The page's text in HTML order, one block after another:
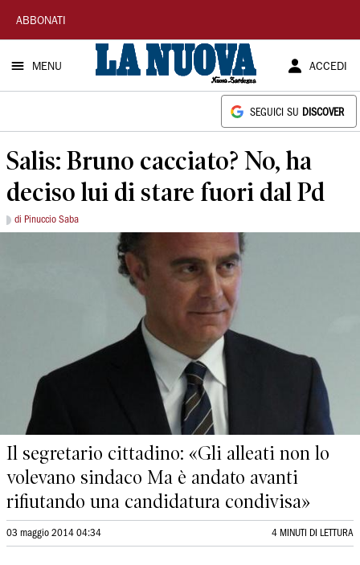
La
Nuova
Sardegna
ABBONATI
MENU ACCEDI
SEGUICI SU DISCOVER
Salis: Bruno cacciato? No, ha
deciso lui di stare fuori dal Pd
di Pinuccio Saba
Il segretario cittadino: «Gli alleati non lo
volevano sindaco Ma è andato avanti
rifiutando una candidatura condivisa»
03 maggio 2014 04:34 4 MINUTI DI LETTURA